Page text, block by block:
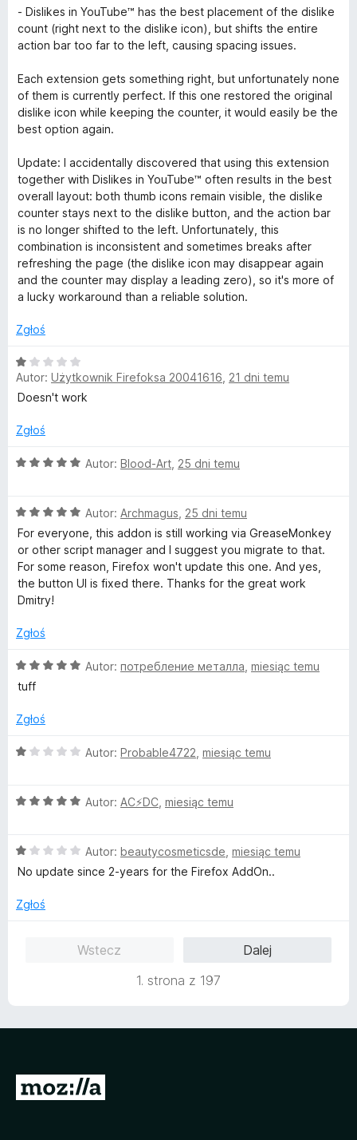
- Dislikes in YouTube™ has the best placement of the dislike
count (right next to the dislike icon), but shifts the entire
action bar too far to the left, causing spacing issues.
Each extension gets something right, but unfortunately none
of them is currently perfect. If this one restored the original
dislike icon while keeping the counter, it would easily be the
best option again.
Update: I accidentally discovered that using this extension
together with Dislikes in YouTube™ often results in the best
overall layout: both thumb icons remain visible, the dislike
counter stays next to the dislike button, and the action bar
is no longer shifted to the left. Unfortunately, this
combination is inconsistent and sometimes breaks after
refreshing the page (the dislike icon may disappear again
and the counter may display a leading zero), so it's more of
a lucky workaround than a reliable solution.
Zgłoś
O
c
e
a
1
Autor: Użytkownik Firefoksa 20041616 21 dni temu
Doesn't work
Zgłoś
O
n
a
5
/
5
Autor: Blood-Art 25 dni temu
O
c
e
n
a
:
/
Autor: Archmagus 25 dni temu
For everyone, this addon is still working via GreaseMonkey
or other script manager and I suggest you migrate to that.
For some reason, Firefox won't update this one. And yes,
the button UI is fixed there. Thanks for the great work
Dmitry!
Zgłoś
O
c
n
:
5
Autor: потребление металла miesiąc temu
tuff
Zgłoś
O
n
1
/
Autor: Probable4722 miesiąc temu
O
n
a
5
Autor: AC⚡️DC miesiąc temu
O
c
n
Autor: beautycosmeticsde miesiąc temu
No update since 2-years for the Firefox AddOn..
Zgłoś
Wstecz
Dalej
1. strona z 197
S